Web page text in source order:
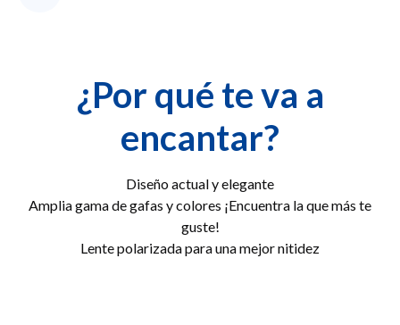
¿Por qué te va a
encantar?
Diseño actual y elegante
Amplia gama de gafas y colores ¡Encuentra la que más te
guste!
Lente polarizada para una mejor nitidez